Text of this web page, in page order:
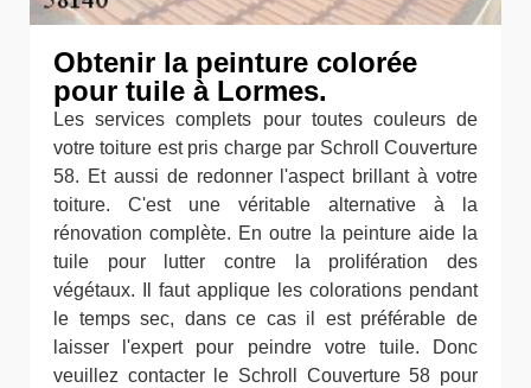
Obtenir la peinture colorée
pour tuile à Lormes.
Les services complets pour toutes couleurs de
votre toiture est pris charge par Schroll Couverture
58. Et aussi de redonner l'aspect brillant à votre
toiture. C'est une véritable alternative à la
rénovation complète. En outre la peinture aide la
tuile pour lutter contre la prolifération des
végétaux. Il faut applique les colorations pendant
le temps sec, dans ce cas il est préférable de
laisser l'expert pour peindre votre tuile. Donc
veuillez contacter le Schroll Couverture 58 pour